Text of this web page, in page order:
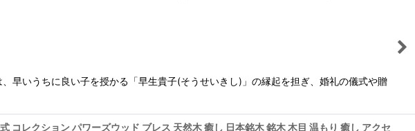
早いうちに良い子を授かる「早生貴子(そうせいきし)」の縁起を担ぎ、婚礼の儀式や贈
コレクション パワーズウッド ブレス 天然木 癒し 日本銘木 銘木 木目 温もり 癒し アクセ